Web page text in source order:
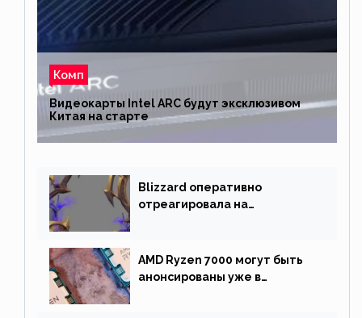
Комп
Видеокарты Intel ARC будут эксклюзивом
Китая на старте
Blizzard оперативно
отреагировала на
AMD Ryzen 7000 могут быть
анонсированы уже в